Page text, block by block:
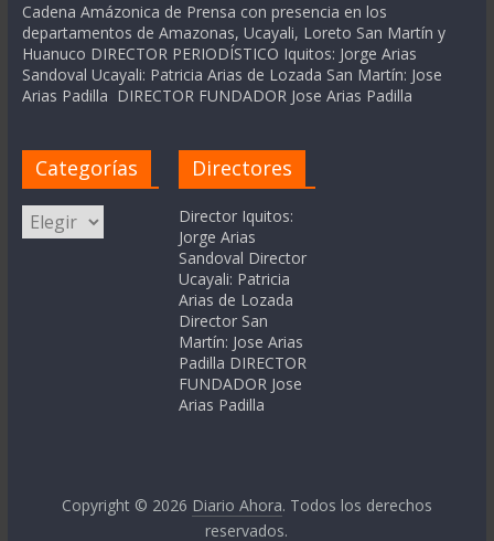
Cadena Amázonica de Prensa con presencia en los
departamentos de Amazonas, Ucayali, Loreto San Martín y
Huanuco DIRECTOR PERIODÍSTICO Iquitos: Jorge Arias
Sandoval Ucayali: Patricia Arias de Lozada San Martín: Jose
Arias Padilla DIRECTOR FUNDADOR Jose Arias Padilla
Categorías
Categorías
Directores
Director Iquitos:
Jorge Arias
Sandoval Director
Ucayali: Patricia
Arias de Lozada
Director San
Martín: Jose Arias
Padilla DIRECTOR
FUNDADOR Jose
Arias Padilla
Copyright © 2026 Diario Ahora. Todos los derechos
reservados.